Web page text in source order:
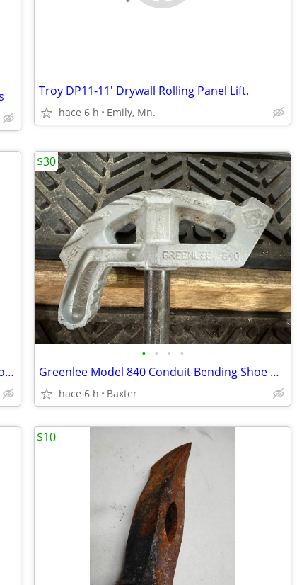
Troy DP11-11' Drywall Rolling Panel Lift.
hace 6 h Emily, Mn.
Custom Heavy Duty Post Driver for Large Posts, Stakes and Well Points
• • • •
Greenlee Model 840 Conduit Bending Shoe With Padded Handle
hace 6 h Baxter
$30
$10